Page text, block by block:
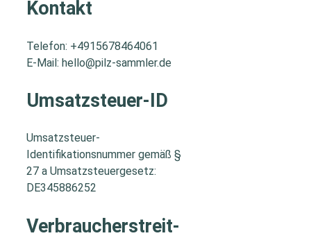
Kontakt
Telefon: +4915678464061
E-Mail: hello@pilz-sammler.de
Umsatzsteuer-ID
Umsatzsteuer-
Identifikationsnummer gemäß §
27 a Umsatzsteuergesetz:
DE345886252
Verbraucher­streit­